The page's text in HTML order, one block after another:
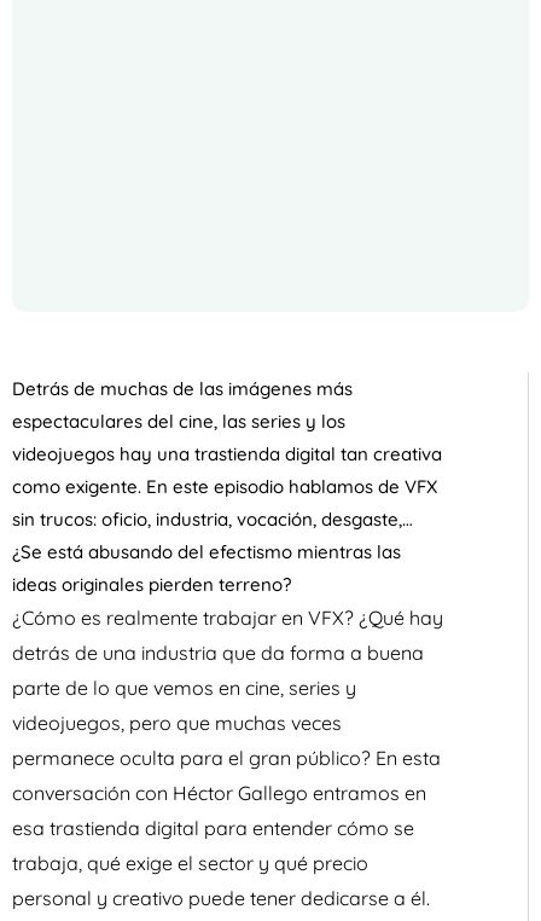
Detrás de muchas de las imágenes más
espectaculares del cine, las series y los
videojuegos hay una trastienda digital tan creativa
como exigente. En este episodio hablamos de VFX
sin trucos: oficio, industria, vocación, desgaste,…
¿Se está abusando del efectismo mientras las
ideas originales pierden terreno?
¿Cómo es realmente trabajar en VFX? ¿Qué hay
detrás de una industria que da forma a buena
parte de lo que vemos en cine, series y
videojuegos, pero que muchas veces
permanece oculta para el gran público? En esta
conversación con Héctor Gallego entramos en
esa trastienda digital para entender cómo se
trabaja, qué exige el sector y qué precio
personal y creativo puede tener dedicarse a él.